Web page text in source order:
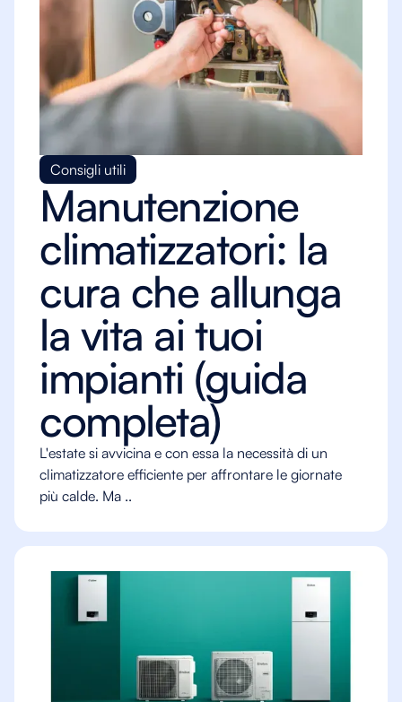
Consigli utili
Manutenzione
climatizzatori: la
cura che allunga
la vita ai tuoi
impianti (guida
completa)
L'estate si avvicina e con essa la necessità di un
climatizzatore efficiente per affrontare le giornate
più calde. Ma ..